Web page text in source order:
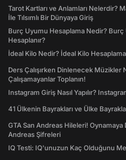
Tarot Kartları ve Anlamları Nelerdir?
İle Tılsımlı Bir Dünyaya Giriş
Burç Uyumu Hesaplama Nedir? Burç
Hesaplanır?
İdeal Kilo Nedir? İdeal Kilo Hesaplama
Ders Çalışırken Dinlenecek Müzikler
Çalışamayanlar Toplanın!
Instagram Giriş Nasıl Yapılır?
41 Ülkenin Bayrakları ve Ülke
GTA San Andreas Hileleri!
Andreas Şifreleri
IQ Testi: IQ'unuzun Kaç Olduğunu